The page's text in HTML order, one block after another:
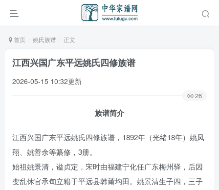
首页 姚氏族谱 正文
江西兴国广东平远姚氏四修族谱
2026-05-15 10:32更新
26
族谱简介
江西兴国广东平远姚氏四修族谱，1892年（光绪18年）姚凤
翔、姚善余等纂修，3册。
始祖姚景清，谥贞定，宋时由福建宁化任广东梅州驿，后因
变乱休官承甸立籍于平远县韩莆均田。姚景清生子四，三子